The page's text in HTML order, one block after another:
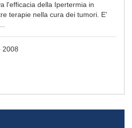
l'efficacia della Ipertermia in
terapie nella cura dei tumori. E'
2008